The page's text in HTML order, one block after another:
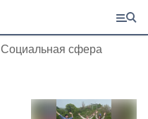
Социальная сфера